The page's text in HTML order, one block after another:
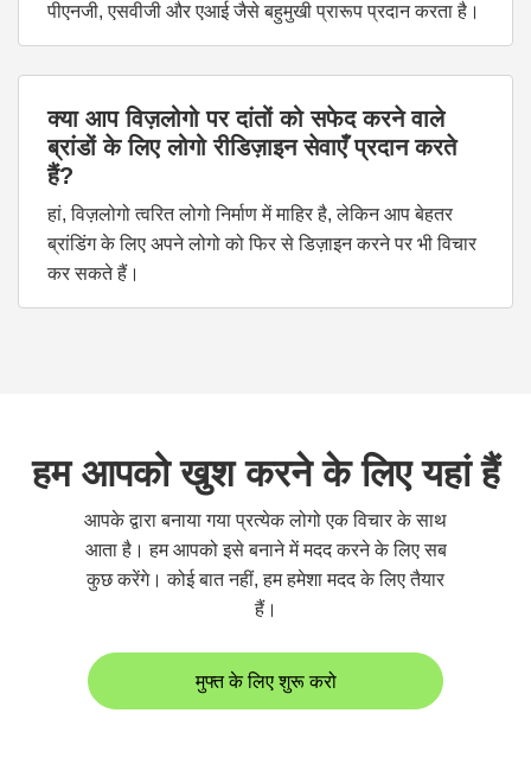
पीएनजी, एसवीजी और एआई जैसे बहुमुखी प्रारूप प्रदान करता है।
क्या आप विज़लोगो पर दांतों को सफेद करने वाले
ब्रांडों के लिए लोगो रीडिज़ाइन सेवाएँ प्रदान करते
हैं?
हां, विज़लोगो त्वरित लोगो निर्माण में माहिर है, लेकिन आप बेहतर
ब्रांडिंग के लिए अपने लोगो को फिर से डिज़ाइन करने पर भी विचार
कर सकते हैं।
हम आपको खुश करने के लिए यहां हैं
आपके द्वारा बनाया गया प्रत्येक लोगो एक विचार के साथ
आता है। हम आपको इसे बनाने में मदद करने के लिए सब
कुछ करेंगे। कोई बात नहीं, हम हमेशा मदद के लिए तैयार
हैं।
मुफ्त के लिए शुरू करो